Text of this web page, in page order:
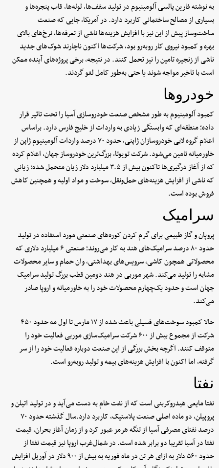
به نوشته فارین پالسی آلومینیوم در تولید سقف‌ها، لوله‌ها، قاب پنجره‌ها و
بسیاری از مصالح ساختمانی کاربرد دارد. در آمریکا، جایی که صنعت
ساخت‌وساز پیش از این نیز با افزایش هزینه‌ها ناشی از تعرفه‌ها، نرخ‌های بالای
بهره و کمبود نیروی کار روبه‌رو بود، شرکت‌ها اکنون ناچارند شوک‌های جدید
ناشی از زنجیره تامین را نیز تحمل کنند. در نتیجه، برخی پروژه‌های آینده ممکن
است با تاخیر مواجه شوند یا حتی به‌طور کامل لغو گردند.
خودروها
کمبود آلومینیوم به طور مشخص صنعت خودروسازی آسیا را تحت تاثیر قرار
داده؛ منطقه‌ای که وابستگی زیادی به واردات از خلیج فارس دارد. براساس
اعلام گروه لابی خودروسازان ژاپنی، حدود ۷۰ درصد واردات آلومینیوم ژاپن از
خاورمیانه تامین می‌شود. شرکت تویوتا، بزرگ‌ترین خودروساز جهان، اعلام کرده
که از آغاز درگیری‌ها تاکنون بیش از ۳.۵ میلیارد دلار زیان متحمل شده؛ زیانی
که ناشی از افزایش هزینه‌های حمل‌ونقل، سوخت و مواد اولیه و همچنین کاهش
فروش بوده است.
سرامیک
پروپان و گاز طبیعی برای گرم کردن کوره‌های صنعتی مورد استفاده در تولید
حدود ۸۰ درصد سرامیک‌های هند به کار می‌روند؛ صنعتی ۶ میلیارد دلاری که
محصولاتی همچون کاشی، سرویس‌های بهداشتی، وان حمام و سایر محصولات
مشابه را تولید می‌کند. شهر موربی در هند دومین قطب بزرگ تولید سرامیک
جهان است و حدود یک‌چهارم محصولات خود را به خاورمیانه و اروپا صادر
می‌کند.
حالا کمبود سوخت‌های فسیلی باعث شده از ۱۷ مارس تا اول مه حدود ۴۵۰
شرکت از مجموع بیش از ۶۰۰ شرکت سرامیک‌سازی موربی فعالیت خود را
متوقف کنند. اگرچه بخش بزرگی از این صنعت دوباره فعالیت خود را از سر
گرفته، اما اکنون با افزایش هزینه‌های بیمه و تولید روبه‌رو است.
نفتا
نفتا مایعی هیدروکربنی است که از نفت خام به دست می‌آید و در تولید اتیلن و
پروپیلن، دو ماده اصلی صنعت پلاستیک، کاربرد دارد.سال گذشته حدود ۷۰
درصد نفتای مصرفی آسیا از تنگه هرمز عبور کرد و از زمان آغاز بحران، قیمت
نفتا در آسیا تقریبا دو برابر شده است. در شمال‌غرب اروپا نیز قیمت نفتا از
حدود ۵۶۰ دلار به ازای هر تن در ماه فوریه به بیش از ۹۰۰ دلار در آوریل افزایش